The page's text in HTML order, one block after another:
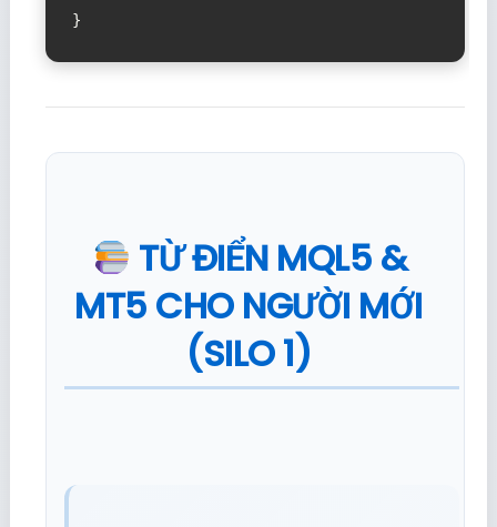
TỪ ĐIỂN MQL5 &
MT5 CHO NGƯỜI MỚI
(SILO 1)